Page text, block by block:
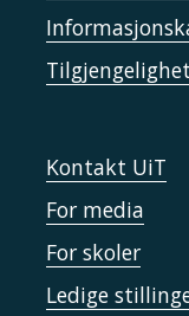
Kontakt UiT
For media
For skoler
Ledige